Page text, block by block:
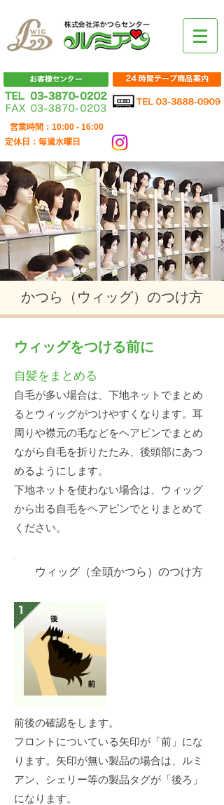
定休日：毎週水曜日
営業時間：10:00 - 16:00
かつら（ウィッグ）のつけ方
ウィッグをつける前に
自髪をまとめる
自毛が多い場合は、下地ネットでまとめ
るとウィッグがつけやすくなります。耳
周りや襟元の毛などをヘアピンでまとめ
ながら自毛を折りたたみ、後頭部にあつ
めるようにします。
下地ネットを使わない場合は、ウィッグ
から出る自毛をヘアピンでとりまとめて
ください。
ウィッグ（全頭かつら）のつけ方
前後の確認をします。
フロントについている矢印が「前」にな
ります。矢印が無い製品の場合は、ルミ
アン、シェリー等の製品タグが「後ろ」
になります。